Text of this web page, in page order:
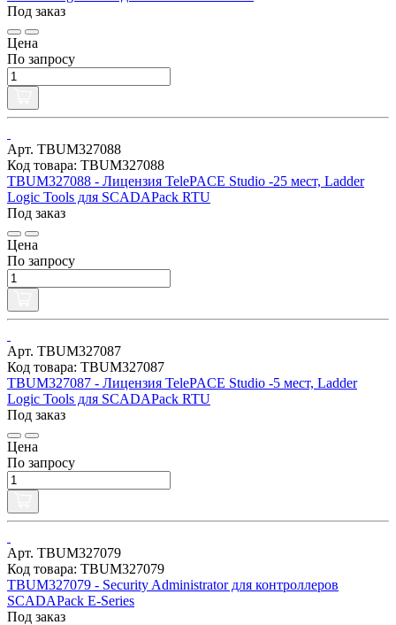
Под заказ
Цена
По запросу
Арт. TBUM327088
Код товара: TBUM327088
TBUM327088 - Лицензия TelePACE Studio -25 мест, Ladder
Logic Tools для SCADAPack RTU
Под заказ
Цена
По запросу
Арт. TBUM327087
Код товара: TBUM327087
TBUM327087 - Лицензия TelePACE Studio -5 мест, Ladder
Logic Tools для SCADAPack RTU
Под заказ
Цена
По запросу
Арт. TBUM327079
Код товара: TBUM327079
TBUM327079 - Security Administrator для контроллеров
SCADAPack E-Series
Под заказ